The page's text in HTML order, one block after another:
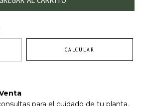
CALCULAR
para el cuidado de tu planta.